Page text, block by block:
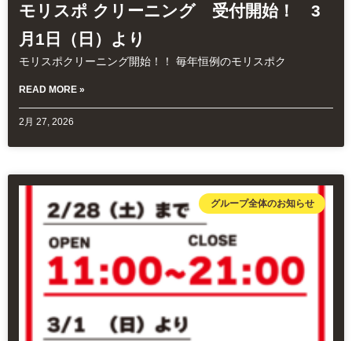
モリスポ クリーニング 受付開始！ 3
月1日（日）より
モリスポクリーニング開始！！ 毎年恒例のモリスポク
READ MORE »
2月 27, 2026
グループ全体のお知らせ